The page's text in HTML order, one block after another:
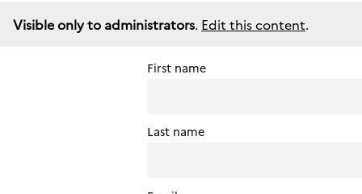
Visible only to administrators. Edit this content.
First name
Last name